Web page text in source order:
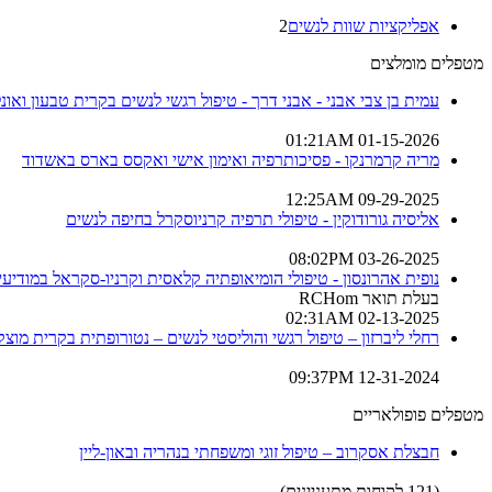
אפליקציות שוות לנשים2
מטפלים מומלצים
עמית בן צבי אבני - אבני דרך - טיפול רגשי לנשים בקרית טבעון
01-15-2026 01:21AM
מריה קרמרנקו - פסיכותרפיה ואימון אישי ואקסס בארס באשדוד
09-29-2025 12:25AM
אליסיה גורודוקין - טיפולי תרפיה קרניוסקרל בחיפה לנשים
03-26-2025 08:02PM
נופית אהרונסון - טיפולי הומיאופתיה קלאסית וקרניו-סקראל
בעלת תואר RCHom
02-13-2025 02:31AM
רחלי ליברזון – טיפול רגשי והוליסטי לנשים – נטורופתית בקרית
12-31-2024 09:37PM
מטפלים פופולאריים
חבצלת אסקרוב – טיפול זוגי ומשפחתי בנהריה ובאון-ליין